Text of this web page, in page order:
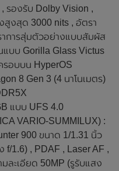
รองรับ Dolby Vision ,
สูงสุด 3000 nits , อัตรา
าการสุ่มตัวอย่างแบบสัมผัส
แบบ Gorilla Glass Victus
รอบบน HyperOS
8 Gen 3 (4 นาโนเมตร)
แบบ UFS 4.0
VARIO-SUMMILUX) :
900 ขนาด 1/1.31 นิ้ว
f/1.6) , PDAF , Laser AF ,
ละเอียด 50MP (รูรับแสง